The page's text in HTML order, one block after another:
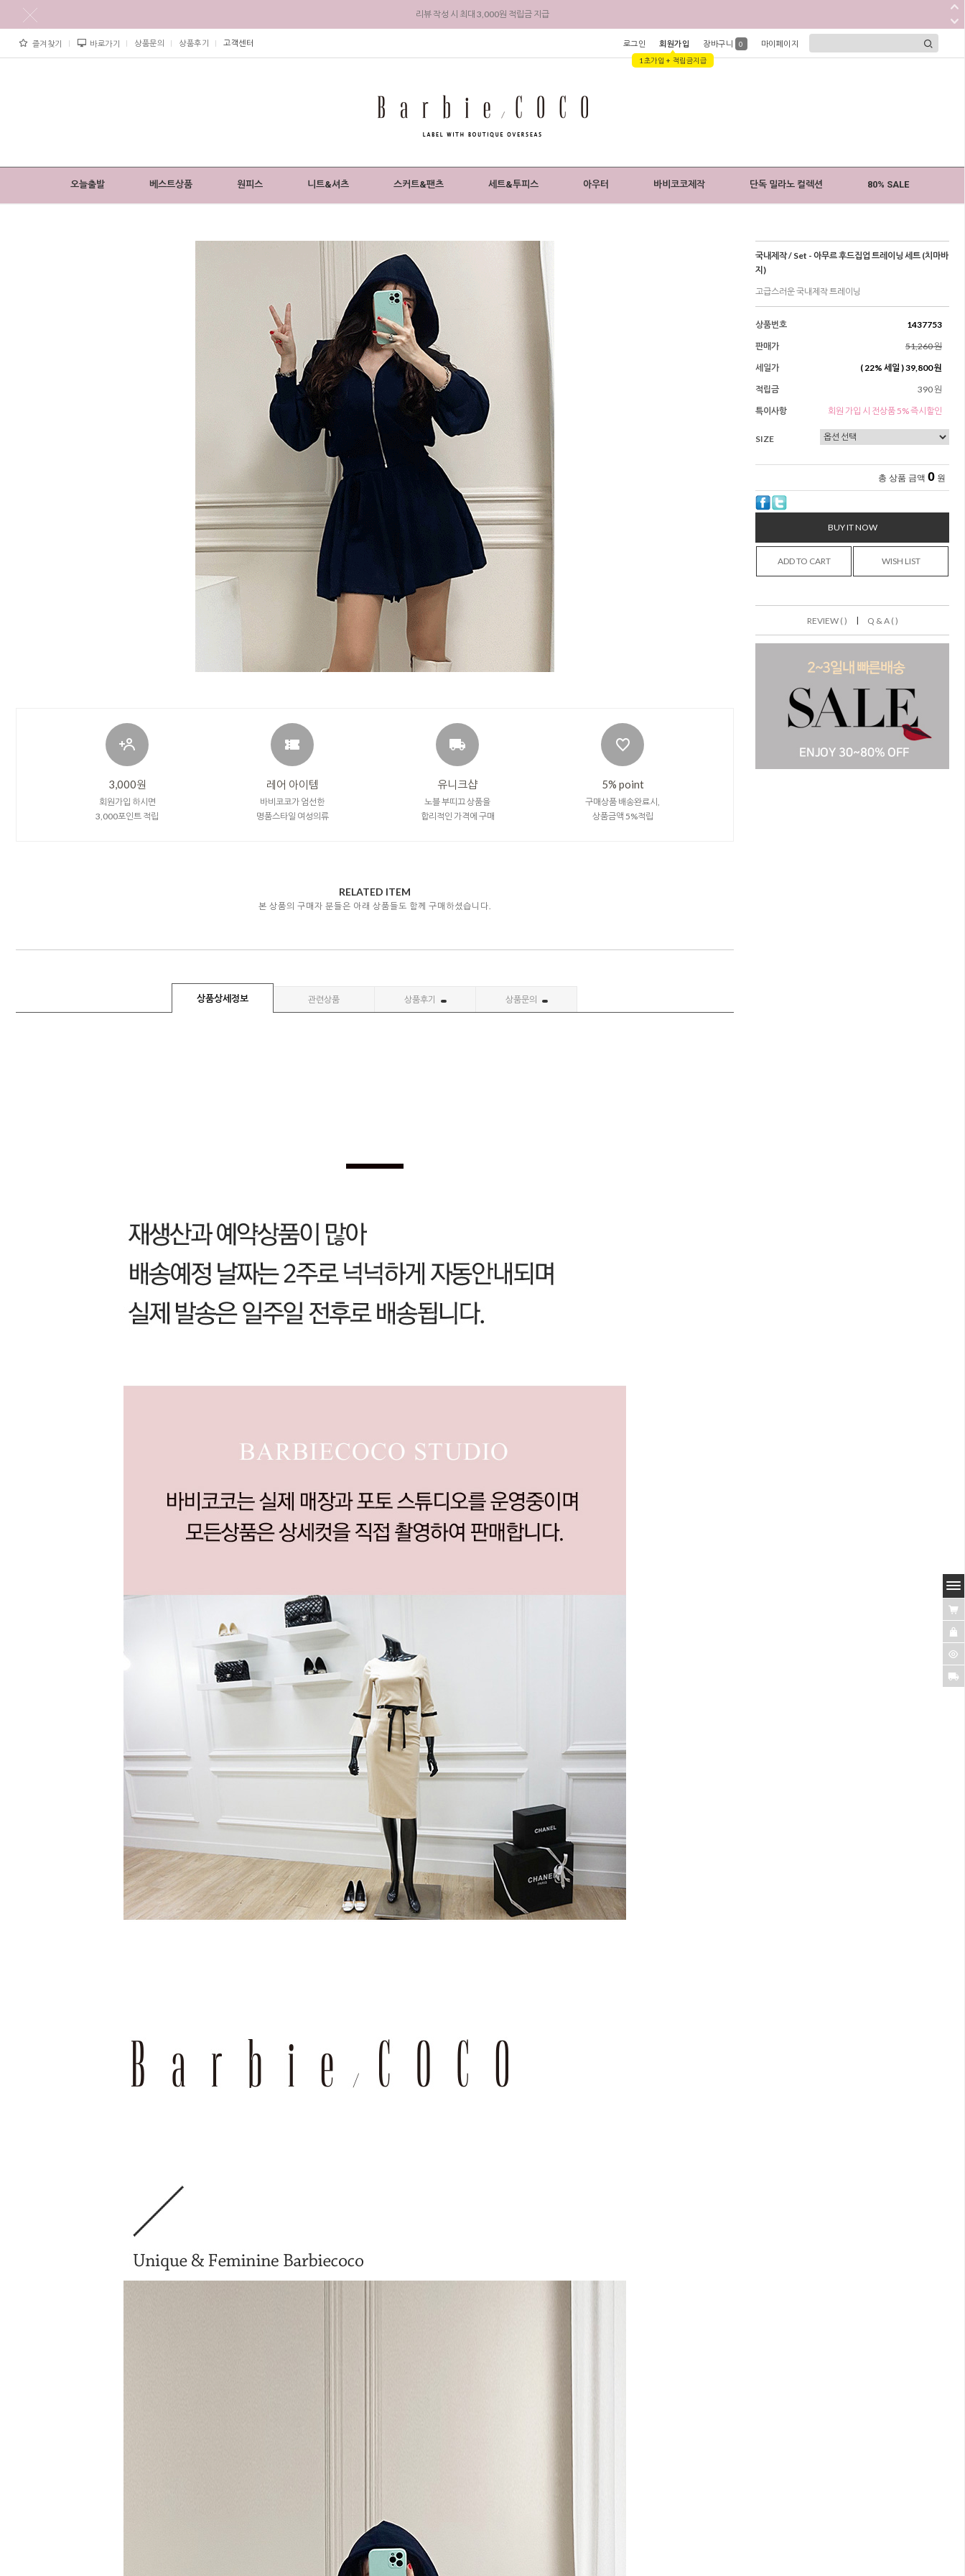
회원 가입 시 전상품 5% 즉시 할인 + 3,000원 적립금 지급
즐겨찾기 바로가기 상품문의 상품후기 고객센터 로그인 회원가입
1초가입 + 적립금지급
장바구니 0 마이페이지
오늘출발 베스트상품 원피스 니트&셔츠 스커트&팬츠 세트&투피스 아우터 바비코코제작 단독 밀라노 컬렉션 80% SALE
3,000원
회원가입 하시면
3,000포인트 적립
레어 아이템
바비코코가 엄선한
명품스타일 여성의류
유니크샵
노블 부띠끄 상품을
합리적인 가격에 구매
5% point
구매상품 배송완료시,
상품금액 5%적립
RELATED ITEM
본 상품의 구매자 분들은 아래 상품들도 함께 구매하셨습니다.
상품상세정보 관련상품 상품후기 상품문의
국내제작 / Set - 아무르 후드집업 트레이닝 세트 (치마바
지)
고급스러운 국내제작 트레이닝
상품번호
1437753
판매가
51,260 원
세일가
(22% 세일 )39,800 원
적립금
390 원
특이사항
회원 가입 시 전상품 5% 즉시할인
SIZE
총 상품 금액 0 원
BUY IT NOW
ADD TO CART WISH LIST
REVIEW ( ) | Q & A ( )